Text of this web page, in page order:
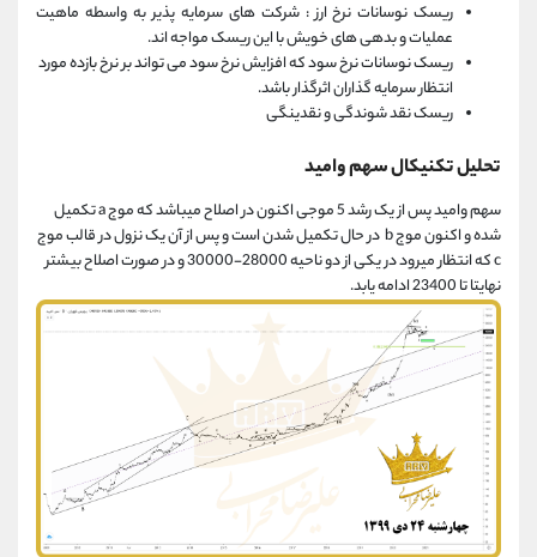
ریسک نوسانات نرخ ارز : شرکت های سرمایه پذیر به واسطه ماهیت
عملیات و بدهی های خویش با این ریسک مواجه اند.
ریسک نوسانات نرخ سود که افزایش نرخ سود می تواند بر نرخ بازده مورد
انتظار سرمایه گذاران اثرگذار باشد.
ریسک نقد شوندگی و نقدینگی
تحلیل تکنیکال سهم وامید
سهم وامید پس از یک رشد 5 موجی اکنون در اصلاح میباشد که موج a تکمیل
شده و اکنون موج b در حال تکمیل شدن است و پس از آن یک نزول در قالب موج
c که انتظار میرود در یکی از دو ناحیه 28000-30000 و در صورت اصلاح بیشتر
نهایتا تا 23400 ادامه یابد.